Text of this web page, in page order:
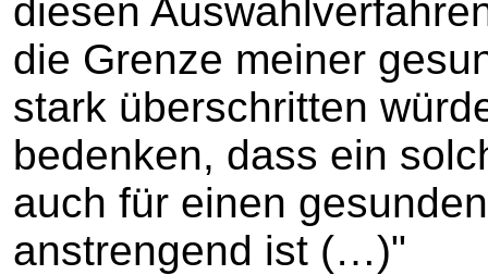
diesen
die Grenze meiner
stark überschritten
bedenken, dass ein
auch für einen
anstrengend ist (…)"